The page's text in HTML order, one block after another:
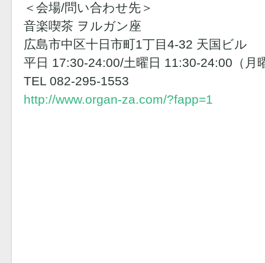
＜会場/問い合わせ先＞
音楽喫茶 ヲルガン座
広島市中区十日市町1丁目4-32 天国ビル
平日 17:30-24:00/土曜日 11:30-24:00（月
TEL 082-295-1553
http://www.organ-za.com/?fapp=1